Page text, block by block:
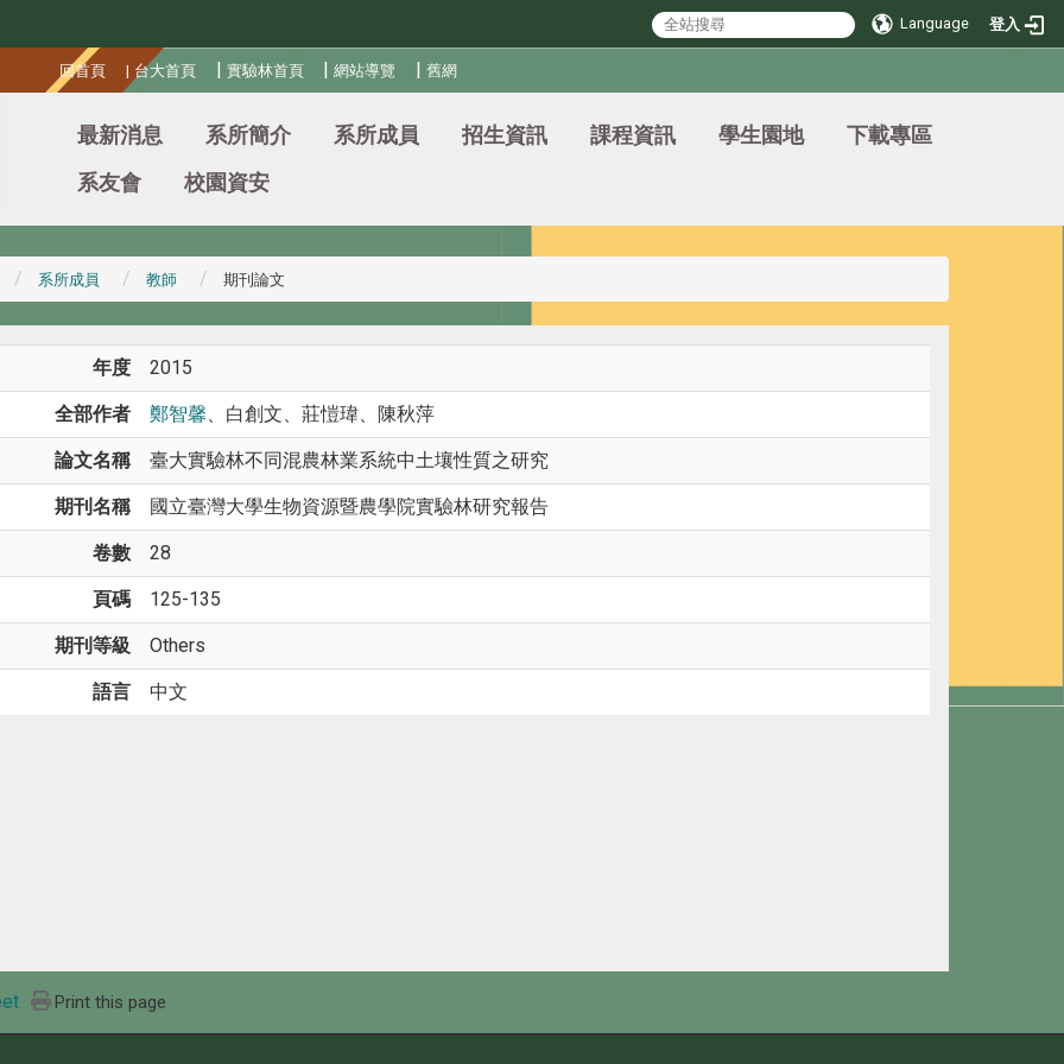
Language 登入
回首頁 | 台大首頁 | 實驗林首頁 |網站導覽 |舊網
最新消息 系所簡介 系所成員 招生資訊 課程資訊 學生園地
下載專區
系友會
校園資安
系所成員 教師 期刊論文
年度 2015
全部作者 鄭智馨、白創文、莊愷瑋、陳秋萍
論文名稱 臺大實驗林不同混農林業系統中土壤性質之研究
期刊名稱 國立臺灣大學生物資源暨農學院實驗林研究報告
卷數 28
頁碼 125-135
期刊等級 Others
語言 中文
Print this page